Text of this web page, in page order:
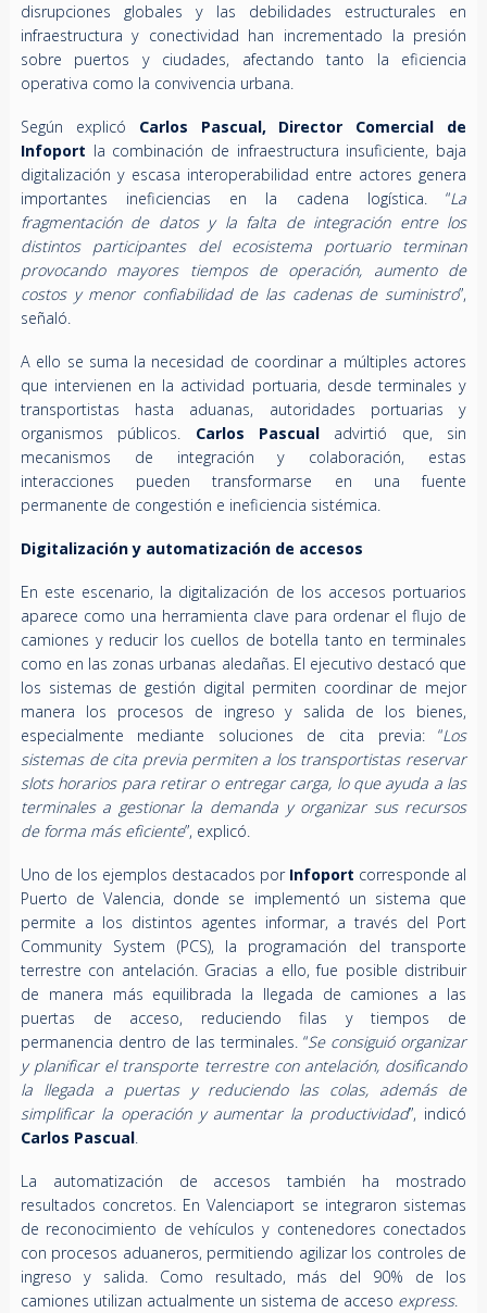
disrupciones globales y las debilidades estructurales en
infraestructura y conectividad han incrementado la presión
sobre puertos y ciudades, afectando tanto la eficiencia
operativa como la convivencia urbana.
Según explicó Carlos Pascual,
Director Comercial de
Infoport la combinación de infraestructura insuficiente, baja
digitalización y escasa interoperabilidad entre actores genera
importantes ineficiencias en la cadena logística. “La
fragmentación de datos y la falta de integración entre los
distintos participantes del ecosistema portuario terminan
provocando mayores tiempos de operación, aumento de
costos y menor confiabilidad de las cadenas de suministro”,
señaló.
A ello se suma la necesidad de coordinar a múltiples actores
que intervienen en la actividad portuaria, desde terminales y
transportistas hasta aduanas, autoridades portuarias y
organismos públicos. Carlos Pascual advirtió que, sin
mecanismos de integración y colaboración, estas
interacciones pueden transformarse en una fuente
permanente de congestión e ineficiencia sistémica.
Digitalización y automatización de accesos
En este escenario, la digitalización de los accesos portuarios
aparece como una herramienta clave para ordenar el flujo de
camiones y reducir los cuellos de botella tanto en terminales
como en las zonas urbanas aledañas. El ejecutivo destacó que
los sistemas de gestión digital permiten coordinar de mejor
manera los procesos de ingreso y salida de los bienes,
especialmente mediante soluciones de cita previa: “Los
sistemas de cita previa permiten a los transportistas reservar
slots horarios para retirar o entregar carga, lo que ayuda a las
terminales a gestionar la demanda y organizar sus recursos
de forma más eficiente”, explicó.
Uno de los ejemplos destacados por Infoport corresponde al
Puerto de Valencia, donde se implementó un sistema que
permite a los distintos agentes informar, a través del Port
Community System (PCS), la programación del transporte
terrestre con antelación. Gracias a ello, fue posible distribuir
de manera más equilibrada la llegada de camiones a las
puertas de acceso, reduciendo filas y tiempos de
permanencia dentro de las terminales. “Se consiguió organizar
y planificar el transporte terrestre con antelación, dosificando
la llegada a puertas y reduciendo las colas, además de
simplificar la operación y aumentar la productividad”, indicó
Carlos Pascual.
La automatización de accesos también ha mostrado
resultados concretos. En Valenciaport se integraron sistemas
de reconocimiento de vehículos y contenedores conectados
con procesos aduaneros, permitiendo agilizar los controles de
ingreso y salida. Como resultado, más del 90% de los
camiones utilizan actualmente un sistema de acceso express.